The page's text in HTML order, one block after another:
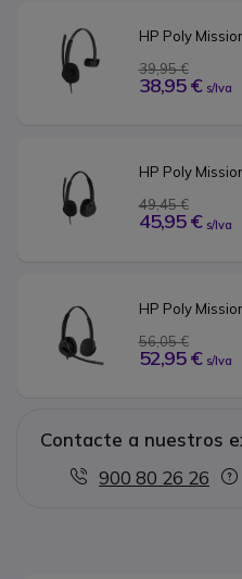
HP Poly
39,95 €
38,95 € s/Iva
HP Poly
49,45 €
45,95 € s/Iva
HP Poly
56,05 €
52,95 € s/Iva
Contacte a nuestros
900 80 26 26